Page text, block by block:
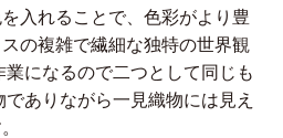
入れることで、色彩がより豊
の複雑で繊細な独特の世界観
になるので二つとして同じも
ありながら一見織物には見え